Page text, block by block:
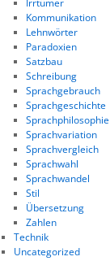
Irrtümer
Kommunikation
Lehnwörter
Paradoxien
Satzbau
Schreibung
Sprachgebrauch
Sprachgeschichte
Sprachphilosophie
Sprachvariation
Sprachvergleich
Sprachwahl
Sprachwandel
Stil
Übersetzung
Zahlen
Technik
Uncategorized